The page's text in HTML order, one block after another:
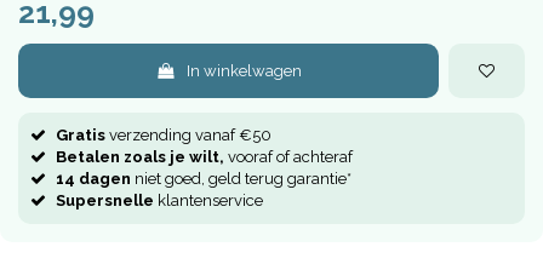
21,99
In winkelwagen
Gratis verzending vanaf €50
Betalen zoals je wilt, vooraf of achteraf
14 dagen niet goed, geld terug garantie*
Supersnelle klantenservice